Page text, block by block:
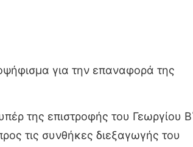
για την επαναφορά της
της επιστροφής του Γεωργίου
τις συνθήκες διεξαγωγής του